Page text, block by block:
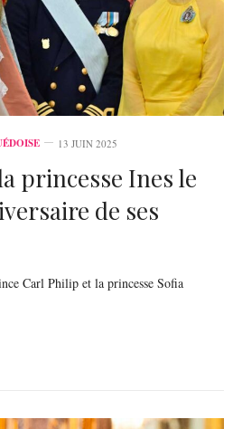
13 JUIN 2025
princesse Ines le
de ses
Carl Philip et la princesse Sofia